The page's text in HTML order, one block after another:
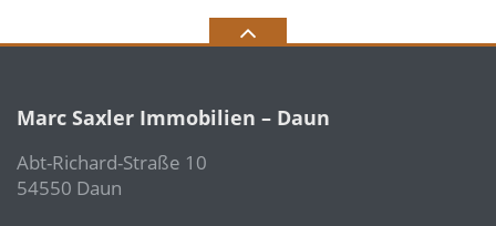
Marc Saxler Immobilien – Daun
Abt-Richard-Straße 10
54550 Daun